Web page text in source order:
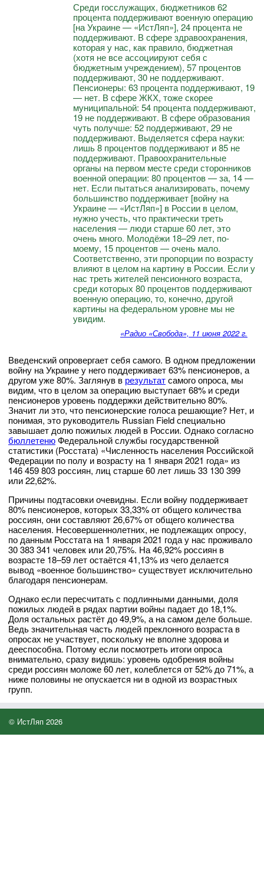
Среди госслужащих, бюджетников 62
процента поддерживают военную операцию
[на Украине — «ИстЛяп»], 24 процента не
поддерживают. В сфере здравоохранения,
которая у нас, как правило, бюджетная
(хотя не все ассоциируют себя с
бюджетным учреждением), 57 процентов
поддерживают, 30 не поддерживают.
Пенсионеры: 63 процента поддерживают, 19
— нет. В сфере ЖКХ, тоже скорее
муниципальной: 54 процента поддерживают,
19 не поддерживают. В сфере образования
чуть получше: 52 поддерживают, 29 не
поддерживают. Выделяется сфера науки:
лишь 8 процентов поддерживают и 85 не
поддерживают. Правоохранительные
органы на первом месте среди сторонников
военной операции: 80 процентов — за, 14 —
нет. Если пытаться анализировать, почему
большинство поддерживает [войну на
Украине — «ИстЛяп»] в России в целом,
нужно учесть, что практически треть
населения — люди старше 60 лет, это
очень много. Молодёжи 18–29 лет, по-
моему, 15 процентов — очень мало.
Соответственно, эти пропорции по возрасту
влияют в целом на картину в России. Если у
нас треть жителей пенсионного возраста,
среди которых 80 процентов поддерживают
военную операцию, то, конечно, другой
картины на федеральном уровне мы не
увидим.
«Радио «Свобода», 11 июня 2022 г.
Введенский опровергает себя самого. В одном предложении
войну на Украине у него поддерживает 63% пенсионеров, а
другом уже 80%. Заглянув в результатсамого опроса, мы
видим, что в целом за операцию выступает 68% и среди
пенсионеров уровень поддержки действительно 80%.
Значит ли это, что пенсионерские голоса решающие? Нет, и
понимая, это руководитель Russian Field специально
завышает долю пожилых людей в России. Однако согласно
бюллетенюФедеральной службы государственной
статистики (Росстата) «Численность населения Российской
Федерации по полу и возрасту на 1 января 2021 года» из
146 459 803 россиян, лиц старше 60 лет лишь 33 130 399
или 22,62%.
Причины подтасовки очевидны. Если войну поддерживает
80% пенсионеров, которых 33,33% от общего количества
россиян, они составляют 26,67% от общего количества
населения. Несовершеннолетних, не подлежащих опросу,
по данным Росстата на 1 января 2021 года у нас проживало
30 383 341 человек или 20,75%. На 46,92% россиян в
возрасте 18–59 лет остаётся 41,13% из чего делается
вывод «военное большинство» существует исключительно
благодаря пенсионерам.
Однако если пересчитать с подлинными данными, доля
пожилых людей в рядах партии войны падает до 18,1%.
Доля остальных растёт до 49,9%, а на самом деле больше.
Ведь значительная часть людей преклонного возраста в
опросах не участвует, поскольку не вполне здорова и
дееспособна. Потому если посмотреть итоги опроса
внимательно, сразу видишь: уровень одобрения войны
среди россиян моложе 60 лет, колеблется от 52% до 71%, а
ниже половины не опускается ни в одной из возрастных
групп.
© ИстЛяп 2026